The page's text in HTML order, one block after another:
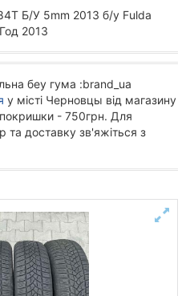
Б/У 5mm 2013 б/у Fulda
2013
беу гума :brand_ua
у місті Черновцы від магазину
- 750грн. Для
та доставку зв'яжіться з